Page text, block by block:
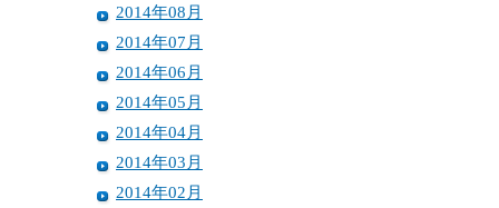
2014年08月
2014年07月
2014年06月
2014年05月
2014年04月
2014年03月
2014年02月